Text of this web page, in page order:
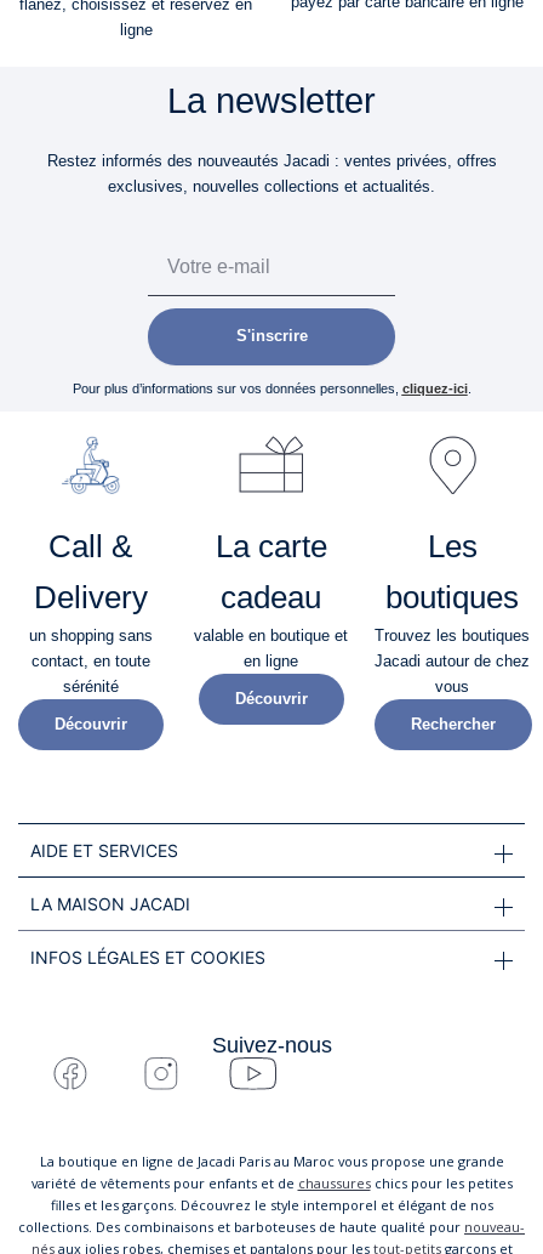
flânez, choisissez et réservez en
ligne
La newsletter
Restez informés des nouveautés Jacadi : ventes privées, offres
exclusives, nouvelles collections et actualités.
S'inscrire
Pour plus d’informations sur vos données personnelles, cliquez-ici.
Call &
Delivery
un shopping sans
contact, en toute
sérénité​
Découvrir
La carte
cadeau
valable en boutique et
en ligne
Découvrir
Les
boutiques
Trouvez les boutiques
Jacadi autour de chez
vous
Rechercher
AIDE ET SERVICES
LA MAISON JACADI
INFOS LÉGALES ET COOKIES
Suivez-nous
La boutique en ligne de Jacadi Paris au Maroc vous propose une grande
variété de vêtements pour enfants et de chaussureschics pour les petites
filles et les garçons. Découvrez le style intemporel et élégant de nos
collections. Des combinaisons et barboteuses de haute qualité pour nouveau-
nésaux jolies robes, chemises et pantalons pour les tout-petitsgarçons et